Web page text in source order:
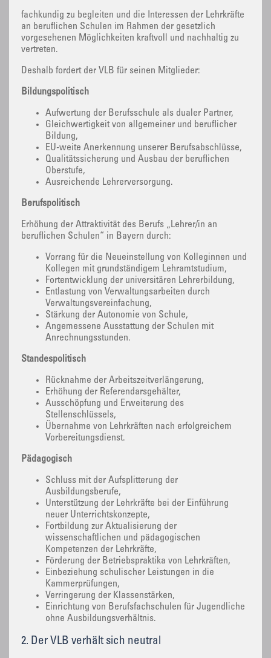
fachkundig zu begleiten und die Interessen der Lehrkräfte
an beruflichen Schulen im Rahmen der gesetzlich
vorgesehenen Möglichkeiten kraftvoll und nachhaltig zu
vertreten.
Deshalb fordert der VLB für seinen Mitglieder:
Bildungspolitisch
Aufwertung der Berufsschule als dualer Partner,
Gleichwertigkeit von allgemeiner und beruflicher
Bildung,
EU-weite Anerkennung unserer Berufsabschlüsse,
Qualitätssicherung und Ausbau der beruflichen
Oberstufe,
Ausreichende Lehrerversorgung.
Berufspolitisch
Erhöhung der Attraktivität des Berufs „Lehrer/in an
beruflichen Schulen“ in Bayern durch:
Vorrang für die Neueinstellung von Kolleginnen und
Kollegen mit grundständigem Lehramtstudium,
Fortentwicklung der universitären Lehrerbildung,
Entlastung von Verwaltungsarbeiten durch
Verwaltungsvereinfachung,
Stärkung der Autonomie von Schule,
Angemessene Ausstattung der Schulen mit
Anrechnungsstunden.
Standespolitisch
Rücknahme der Arbeitszeitverlängerung,
Erhöhung der Referendarsgehälter,
Ausschöpfung und Erweiterung des
Stellenschlüssels,
Übernahme von Lehrkräften nach erfolgreichem
Vorbereitungsdienst.
Pädagogisch
Schluss mit der Aufsplitterung der
Ausbildungsberufe,
Unterstützung der Lehrkräfte bei der Einführung
neuer Unterrichtskonzepte,
Fortbildung zur Aktualisierung der
wissenschaftlichen und pädagogischen
Kompetenzen der Lehrkräfte,
Förderung der Betriebspraktika von Lehrkräften,
Einbeziehung schulischer Leistungen in die
Kammerprüfungen,
Verringerung der Klassenstärken,
Einrichtung von Berufsfachschulen für Jugendliche
ohne Ausbildungsverhältnis.
2. Der VLB verhält sich neutral